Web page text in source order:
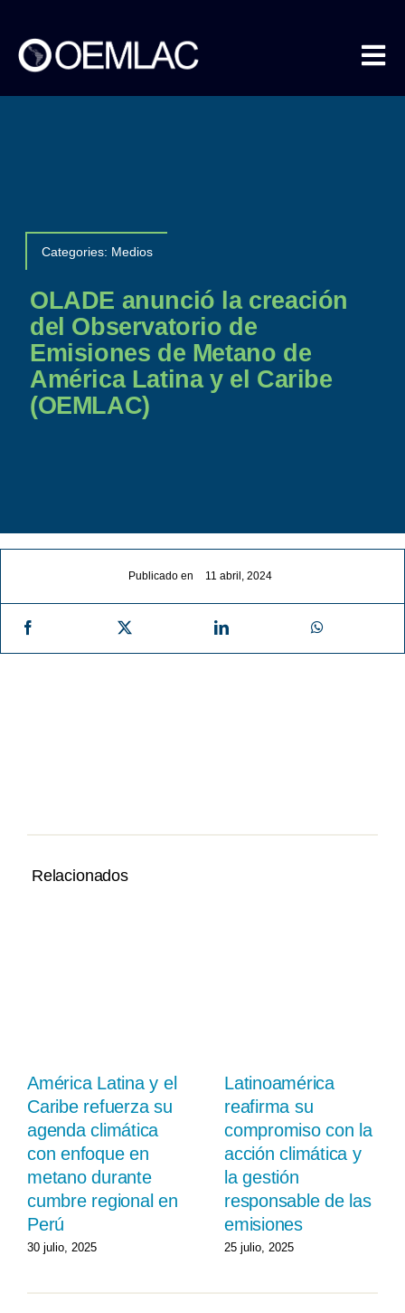
content
COEMLAC
Eventos
Categories: Medios
OLADE anunció la creación
del Observatorio de
Emisiones de Metano de
América Latina y el Caribe
(OEMLAC)
Publicado en 11 abril, 2024
Relacionados
América Latina y el
Caribe refuerza su
agenda climática
con enfoque en
metano durante
cumbre regional en
Perú
30 julio, 2025
Latinoamérica
reafirma su
compromiso con la
acción climática y
la gestión
responsable de las
emisiones
25 julio, 2025